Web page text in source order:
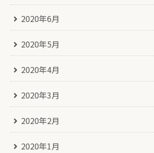
2020年6月
2020年5月
2020年4月
2020年3月
2020年2月
2020年1月